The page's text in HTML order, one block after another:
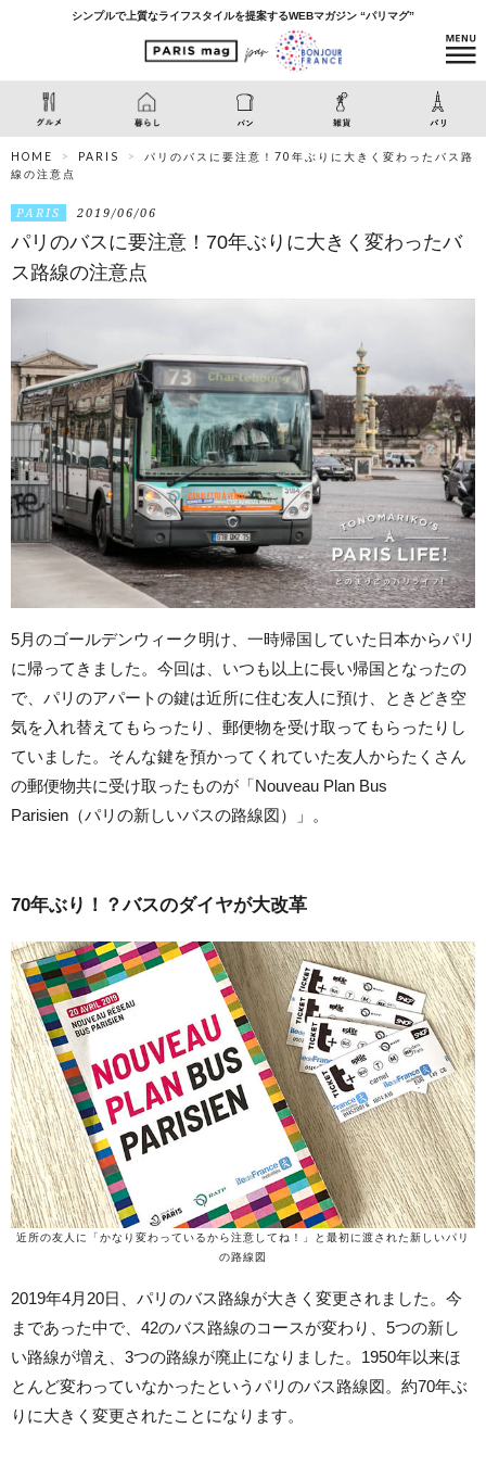
シンプルで上質なライフスタイルを提案するWEBマガジン “パリマグ”
HOME PARIS
パリのバスに要注意！70年ぶりに大きく変わったバス路
線の注意点
PARIS 2019/06/06
パリのバスに要注意！70年ぶりに大きく変わったバ
ス路線の注意点
5月のゴールデンウィーク明け、一時帰国していた日本からパリ
に帰ってきました。今回は、いつも以上に長い帰国となったの
で、パリのアパートの鍵は近所に住む友人に預け、ときどき空
気を入れ替えてもらったり、郵便物を受け取ってもらったりし
ていました。そんな鍵を預かってくれていた友人からたくさん
の郵便物共に受け取ったものが「Nouveau Plan Bus
Parisien（パリの新しいバスの路線図）」。
70年ぶり！？バスのダイヤが大改革
近所の友人に「かなり変わっているから注意してね！」と最初に渡された新しいパリ
の路線図
2019年4月20日、パリのバス路線が大きく変更されました。今
まであった中で、42のバス路線のコースが変わり、5つの新し
い路線が増え、3つの路線が廃止になりました。1950年以来ほ
とんど変わっていなかったというパリのバス路線図。約70年ぶ
りに大きく変更されたことになります。